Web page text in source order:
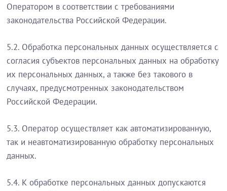
Оператором в соответствии с требованиями
законодательства Российской Федерации.
5.2. Обработка персональных данных осуществляется с
согласия субъектов персональных данных на обработку
их персональных данных, а также без такового в
случаях, предусмотренных законодательством
Российской Федерации.
5.3. Оператор осуществляет как автоматизированную,
так и неавтоматизированную обработку персональных
данных.
5.4. К обработке персональных данных допускаются